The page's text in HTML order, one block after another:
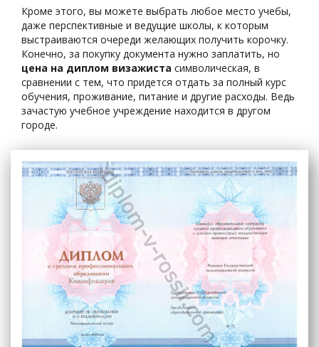
Кроме этого, вы можете выбрать любое место учебы,
даже перспективные и ведущие школы, к которым
выстраиваются очереди желающих получить корочку.
Конечно, за покупку документа нужно заплатить, но
цена на диплом визажиста символическая, в
сравнении с тем, что придется отдать за полный курс
обучения, проживание, питание и другие расходы. Ведь
зачастую учебное учреждение находится в другом
городе.